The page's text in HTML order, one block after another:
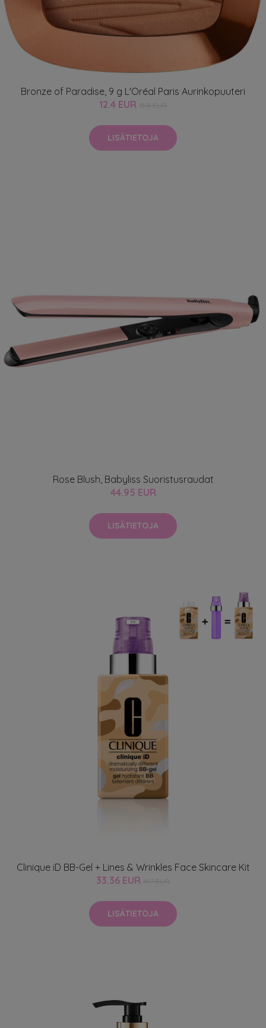
Bronze of Paradise, 9 g L'Oréal Paris Aurinkopuuteri
12.4 EUR
LISÄTIETOJA
Rose Blush, Babyliss Suoristusraudat
44.95 EUR
LISÄTIETOJA
Clinique iD BB-Gel + Lines & Wrinkles Face Skincare Kit
33.36 EUR
LISÄTIETOJA